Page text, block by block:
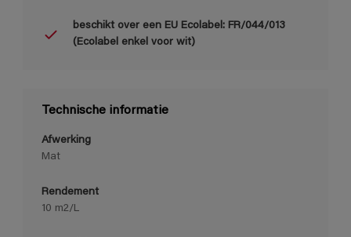
beschikt over een EU Ecolabel: FR/044/013
(Ecolabel enkel voor wit)
Technische informatie
Afwerking
Mat
Rendement
10 m2/L